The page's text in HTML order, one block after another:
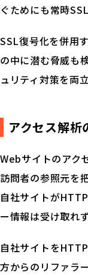
ぐためにも常時
SSL復号化を併用
の中に潜む脅威も
ュリティ対策を両
アクセス解析
Webサイトのアク
訪問者の参照元を
自社サイトが
ー情報は受け取れ
自社サイトを
方からのリファラ